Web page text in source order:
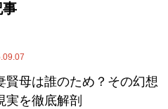
事
賢母は誰のため？その幻想
実を徹底解剖